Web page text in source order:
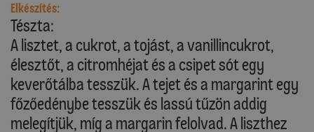
Elkészítés:
Tészta:
A lisztet, a cukrot, a tojást, a vanillincukrot,
élesztőt, a citromhéjat és a csipet sót egy
keverőtálba tesszük. A tejet és a margarint egy
főzőedénybe tesszük és lassú tűzön addig
melegítjük, míg a margarin felolvad. A liszthez